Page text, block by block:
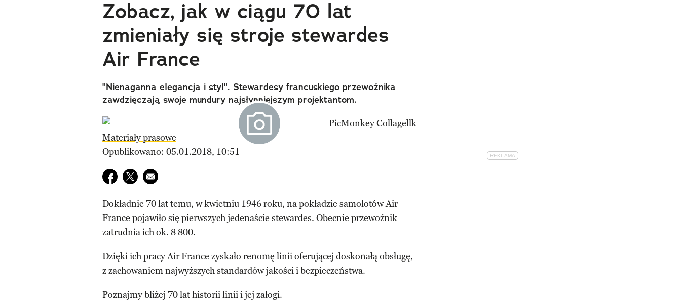
Zobacz, jak w ciągu 70 lat
zmieniały się stroje stewardes
Air France
"Nienaganna elegancja i styl". Stewardesy francuskiego przewoźnika
zawdzięczają swoje mundury najsłynniejszym projektantom.
Materiały prasowe
Opublikowano: 05.01.2018, 10:51
Udostępnij na facebook
Udostępnij na twitter
E-mail do przyjaciela
Dokładnie 70 lat temu, w kwietniu 1946 roku, na pokładzie samolotów Air
France pojawiło się pierwszych jedenaście stewardes. Obecnie przewoźnik
zatrudnia ich ok. 8 800.
Dzięki ich pracy Air France zyskało renomę linii oferującej doskonałą obsługę,
z zachowaniem najwyższych standardów jakości i bezpieczeństwa.
Poznajmy bliżej 70 lat historii linii i jej załogi.